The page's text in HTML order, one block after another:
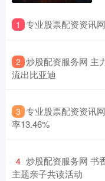
1 专业股票配资资讯
2 炒股配资服务网 主
流出比亚迪
3 专业股票配资资讯
率13.46%
4 炒股配资服务网 书
主题亲子共读活动